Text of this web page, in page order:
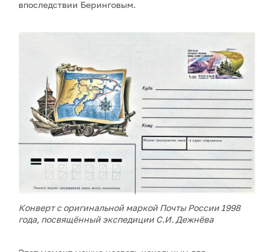
впоследствии Беринговым.
Конверт с оригинальной маркой Почты России 1998
года, посвящённый экспедиции С.И. Дежнёва